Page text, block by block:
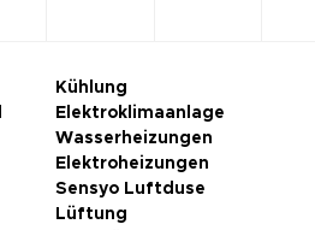
Kühlung
Elektroklimaanlage
Wasserheizungen
Elektroheizungen
Sensyo Luftduse
Lüftung